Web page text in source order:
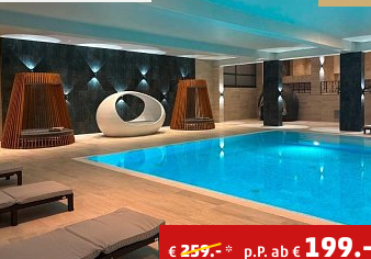
€ 259.-* p.P. ab € 199.-